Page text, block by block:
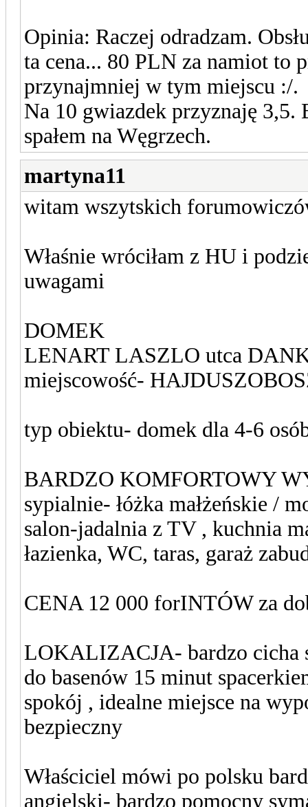
Opinia: Raczej odradzam.
ta cena... 80 PLN za namiot to
przynajmniej w tym miejscu :/.
Na 10 gwiazdek przyznaję
spałem na Węgrzech.
martyna11
witam wszytskich
Właśnie wróciłam z HU i
uwagami
DOMEK
LENART LASZLO utca
miejscowość-
typ obiektu- domek dla 4-6
BARDZO KOMFORTOWY
sypialnie- łóżka małżeńskie /
salon-jadalnia z TV , kuchnia
łazienka, WC, taras, garaż
CENA 12 000 forINTÓW za
LOKALIZACJA- bardzo cicha
do basenów 15 minut
spokój , idealne miejsce na
bezpieczny
Właściciel mówi po polsku
angielski- bardzo pomocny